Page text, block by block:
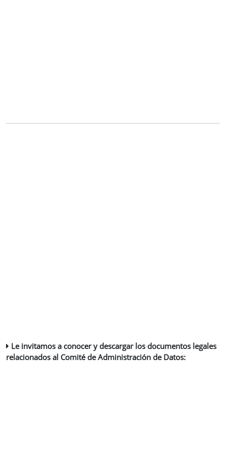
Le invitamos a conocer y descargar los documentos legales
relacionados al Comité de Administración de Datos: